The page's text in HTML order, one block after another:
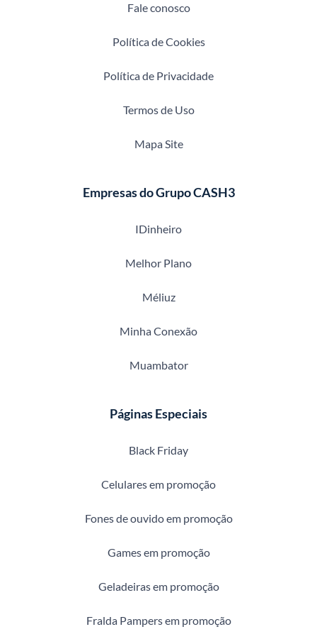
Fale conosco
Política de Cookies
Política de Privacidade
Termos de Uso
Mapa Site
Empresas do Grupo CASH3
IDinheiro
Melhor Plano
Méliuz
Minha Conexão
Muambator
Páginas Especiais
Black Friday
Celulares em promoção
Fones de ouvido em promoção
Games em promoção
Geladeiras em promoção
Fralda Pampers em promoção